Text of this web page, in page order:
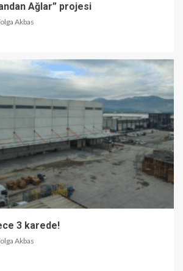
Ağlar” projesi
Akbas
3 karede!
Akbas